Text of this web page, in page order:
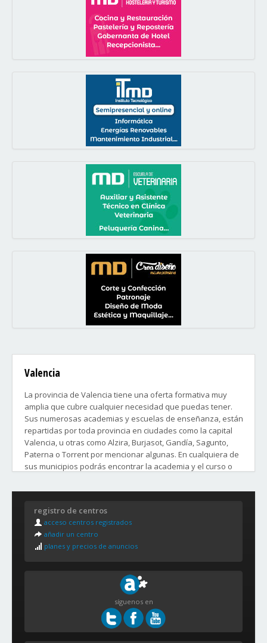
Valencia
La provincia de Valencia tiene una oferta formativa muy
amplia que cubre cualquier necesidad que puedas tener.
Sus numerosas academias y escuelas de enseñanza, están
repartidas por toda provincia en ciudades como la capital
Valencia, u otras como Alzira, Burjasot, Gandía, Sagunto,
Paterna o Torrent por mencionar algunas. En cualquiera de
sus municipios podrás encontrar la academia y el curso o
1. CIUTAT VELLA
La Seu
La Xerea
El Carme
El Pla del Remei
registro de centros
acceso centros registrados
añadir un centro
planes y precios de anuncios
síguenos en